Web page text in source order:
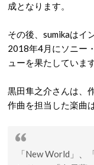
成となります。
その後、sumikaはイ
2018年4月にソニー
ューを果たしています
黒田隼之介さんは、
作曲を担当した楽曲
「New World 」、